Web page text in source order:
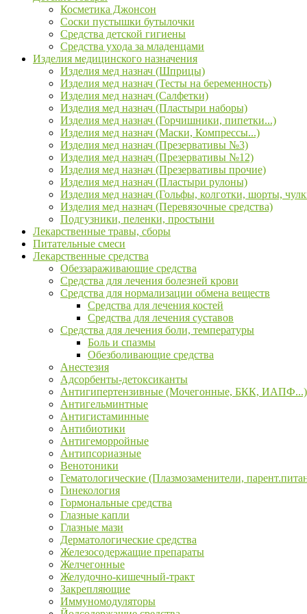
Косметика Джонсон
Соски пустышки бутылочки
Средства детской гигиены
Средства ухода за младенцами
Изделия медицинского назначения
Изделия мед назнач (Шприцы)
Изделия мед назнач (Тесты на беременность)
Изделия мед назнач (Салфетки)
Изделия мед назнач (Пластыри наборы)
Изделия мед назнач (Горчишники, пипетки...)
Изделия мед назнач (Маски, Компрессы...)
Изделия мед назнач (Презервативы №3)
Изделия мед назнач (Презервативы №12)
Изделия мед назнач (Презервативы прочие)
Изделия мед назнач (Пластыри рулоны)
Изделия мед назнач (Гольфы, колготки, шорты,
Изделия мед назнач (Перевязочные средства)
Подгузники, пеленки, простыни
Лекарственные травы, сборы
Питательные смеси
Лекарственные средства
Обеззараживающие средства
Средства для лечения болезней крови
Средства для нормализации обмена веществ
Средства для лечения костей
Средства для лечения суставов
Средства для лечения боли, температуры
Боль и спазмы
Обезболивающие средства
Анестезия
Адсорбенты-детоксиканты
Антигипертензивные (Мочегонные, БКК, ИАПФ...)
Антигельминтные
Антигистаминные
Антибиотики
Антигеморройные
Антипсориазные
Венотоники
Гематологические (Плазмозаменители,
Гинекология
Гормональные средства
Глазные капли
Глазные мази
Дерматологические средства
Железосодержащие препараты
Желчегонные
Желудочно-кишечный-тракт
Закрепляющие
Иммуномодуляторы